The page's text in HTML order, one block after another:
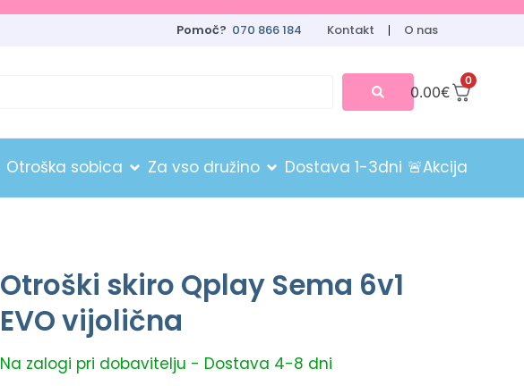
Pomoč? 070 866 184 Kontakt O nas
0
0.00€
Otroška sobica Za vso družino Dostava 1-3dni 🚨Akcija
Otroški skiro Qplay Sema 6v1
EVO vijolična
Na zalogi pri dobavitelju - Dostava 4-8 dni